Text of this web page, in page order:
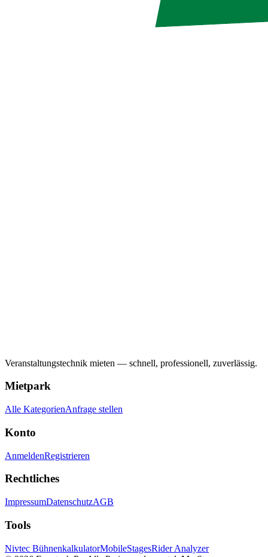
Veranstaltungstechnik mieten — schnell, professionell, zuverlässig.
Mietpark
Alle KategorienAnfrage stellen
Konto
AnmeldenRegistrieren
Rechtliches
ImpressumDatenschutzAGB
Tools
Nivtec BühnenkalkulatorMobileStagesRider Analyzer